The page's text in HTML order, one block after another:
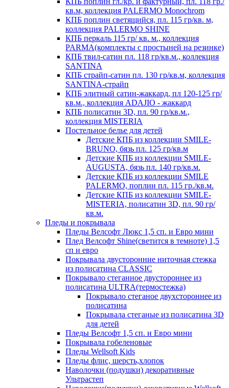
кв.м, коллекция PALERMO Monochrom
КПБ поплин светящийся, пл. 115 гр/кв. м,
коллекция PALERMO SHINE
КПБ перкаль 115 гр/ кв. м., коллекция
PARMA(комплекты с простыней на резинке)
КПБ твил-сатин пл. 118 гр/кв.м., коллекция
SANTINA
КПБ страйп-сатин пл. 130 гр/кв.м, коллекция
SANTINA-страйп
КПБ элитный сатин-жаккард, пл 120-125 гр/
кв.м., коллекция ADAJIO - жаккард
КПБ полисатин 3D, пл. 90 гр/кв.м.,
коллекция MISTERIA
Постельное белье для детей
Детские КПБ из коллекции SMILE-
BRUNO, бязь пл. 125 гр/кв.м
Детские КПБ из коллекции SMILE-
AUGUSTA, бязь пл. 140 гр/кв.м.
Детские КПБ из коллекции SMILE
PALERMO, поплин пл. 115 гр./кв.м.
Детские КПБ из коллекции SMILE-
MISTERIA, полисатин 3D, пл. 90 гр/
кв.м.
Пледы и покрывала
Пледы Велсофт Люкс 1,5 сп. и Евро мини
Плед Велсофт Shine(светится в темноте) 1,5
сп и евро
Покрывала двусторонние ниточная стежка
из полисатина CLASSIC
Покрывало стеганное двустороннее из
полисатина ULTRA(термостежка)
Покрывало стеганое двухстороннее из
полисатина
Покрывала стеганые из полисатина 3D
для детей
Пледы Велсофт 1,5 сп. и Евро мини
Покрывала гобеленовые
Пледы Wellsoft Kids
Пледы флис, шерсть,хлопок
Наволочки (подушки) декоративные
Ультрастеп